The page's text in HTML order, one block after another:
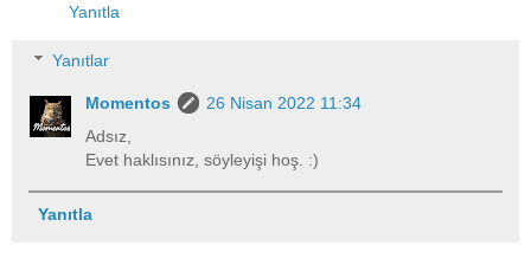
Yanıtla
Yanıtlar
Momentos
26 Nisan 2022 11:34
Adsız,
Evet haklısınız, söyleyişi hoş. :)
Yanıtla